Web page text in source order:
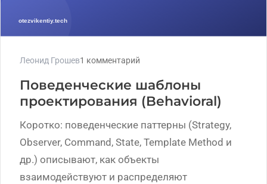
Леонид Грошев1 комментарий
Поведенческие шаблоны
проектирования (Behavioral)
Коротко: поведенческие паттерны (Strategy,
Observer, Command, State, Template Method и
др.) описывают, как объекты
взаимодействуют и распределяют